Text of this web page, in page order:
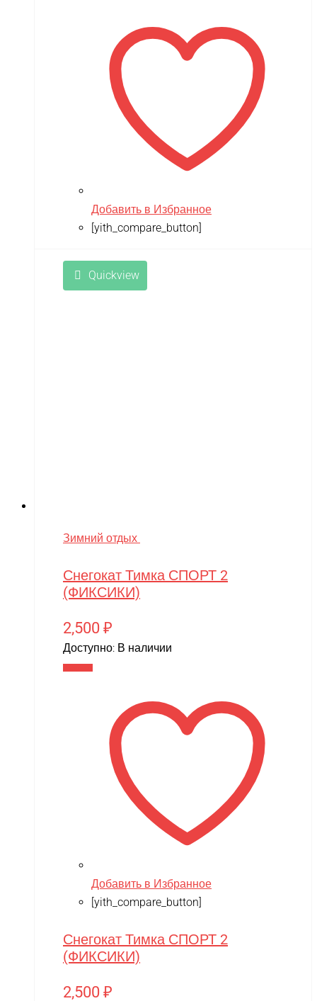
Добавить в Избранное
[yith_compare_button]
Quickview
Зимний отдых
Снегокат Тимка СПОРТ 2
(ФИКСИКИ)
2,500 ₽
Доступно: В наличии
Добавить в Избранное
[yith_compare_button]
Снегокат Тимка СПОРТ 2
(ФИКСИКИ)
2,500 ₽